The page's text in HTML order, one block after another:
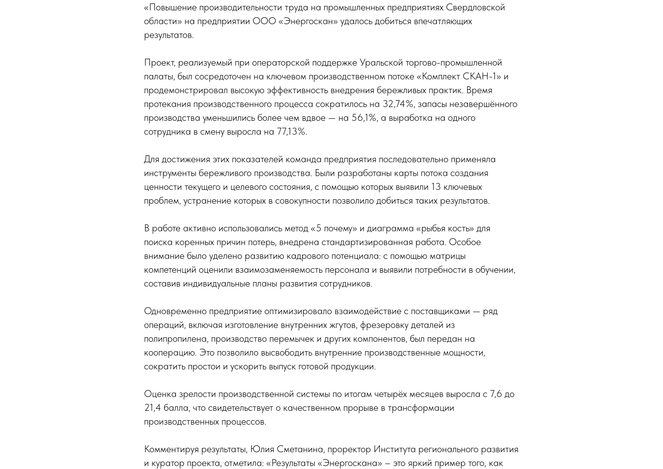
«Повышение производительности труда на промышленных предприятиях Свердловской
области» на предприятии ООО «Энергоскан» удалось добиться впечатляющих
результатов.
Проект, реализуемый при операторской поддержке Уральской торгово-промышленной
палаты, был сосредоточен на ключевом производственном потоке «Комплект СКАН-1» и
продемонстрировал высокую эффективность внедрения бережливых практик. Время
протекания производственного процесса сократилось на 32,74%, запасы незавершённого
производства уменьшились более чем вдвое — на 56,1%, а выработка на одного
сотрудника в смену выросла на 77,13%.
Для достижения этих показателей команда предприятия последовательно применяла
инструменты бережливого производства. Были разработаны карты потока создания
ценности текущего и целевого состояния, с помощью которых выявили 13 ключевых
проблем, устранение которых в совокупности позволило добиться таких результатов.
В работе активно использовались метод «5 почему» и диаграмма «рыбья кость» для
поиска коренных причин потерь, внедрена стандартизированная работа. Особое
внимание было уделено развитию кадрового потенциала: с помощью матрицы
компетенций оценили взаимозаменяемость персонала и выявили потребности в обучении,
составив индивидуальные планы развития сотрудников.
Одновременно предприятие оптимизировало взаимодействие с поставщиками — ряд
операций, включая изготовление внутренних жгутов, фрезеровку деталей из
полипропилена, производство перемычек и других компонентов, был передан на
кооперацию. Это позволило высвободить внутренние производственные мощности,
сократить простои и ускорить выпуск готовой продукции.
Оценка зрелости производственной системы по итогам четырёх месяцев выросла с 7,6 до
21,4 балла, что свидетельствует о качественном прорыве в трансформации
производственных процессов.
Комментируя результаты, Юлия Сметанина, проректор Института регионального развития
и куратор проекта, отметила: «Результаты «Энергоскана» – это яркий пример того, как